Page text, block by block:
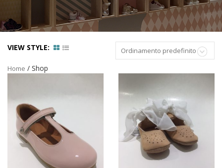
Ordinamento predefinito
VIEW STYLE:
Home / Shop